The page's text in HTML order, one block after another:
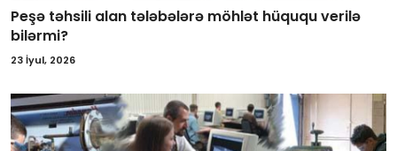
Peşə təhsili alan tələbələrə möhlət hüququ verilə
bilərmi?
23 İyul, 2026